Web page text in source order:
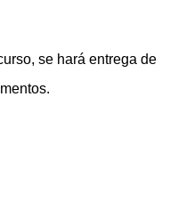
se hará entrega de